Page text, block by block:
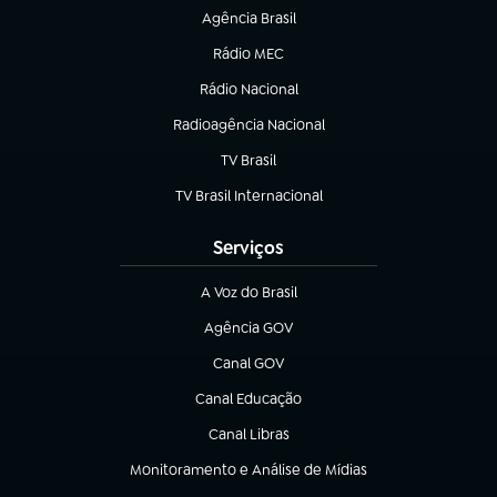
Agência Brasil
(abre em nova aba)
Rádio MEC
(abre em nova aba)
Rádio Nacional
Radioagência Nacional
(abre em nova aba)
TV Brasil
(abre em nova aba)
TV Brasil Internacional
(abre em nova aba)
Serviços
A Voz do Brasil
(abre em nova aba)
Agência GOV
(abre em nova aba)
Canal GOV
(abre em nova aba)
Canal Educação
(abre em nova aba)
Canal Libras
(abre em nova aba)
Monitoramento e Análise de Mídias
(abre em nova aba)